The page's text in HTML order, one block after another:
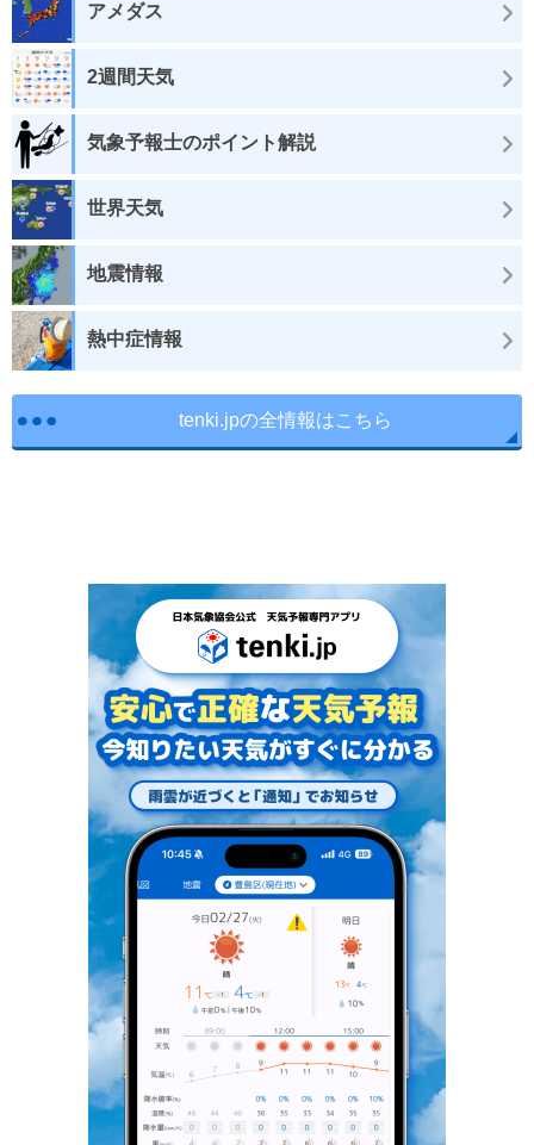
アメダス
2週間天気
気象予報士のポイント解説
世界天気
地震情報
熱中症情報
tenki.jpの全情報はこちら